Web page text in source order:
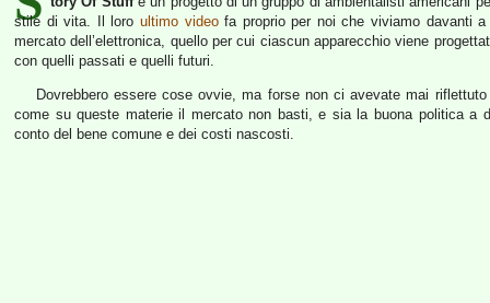
stile di vita. Il loro ultimo videofa proprio per noi che viviamo davanti
mercato dell’elettronica, quello per cui ciascun apparecchio viene
con quelli passati e quelli futuri.
Dovrebbero essere cose ovvie, ma forse non ci avevate mai
come su queste materie il mercato non basti, e sia la buona politica a
conto del bene comune e dei costi nascosti.